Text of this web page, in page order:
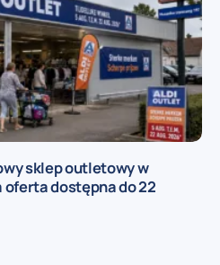
sklep outletowy w
oferta dostępna do 22